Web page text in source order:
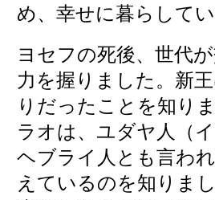
め、幸せに暮らして
ヨセフの死後、世代
力を握りました。新
りだったことを知り
ラオは、ユダヤ人（
ヘブライ人とも言わ
えているのを知りま